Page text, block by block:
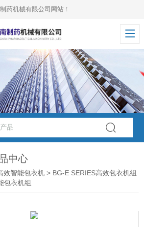
药机械有限公司网站！
中心
效智能包衣机 > BG-E SERIES高效包衣机组
包衣机组